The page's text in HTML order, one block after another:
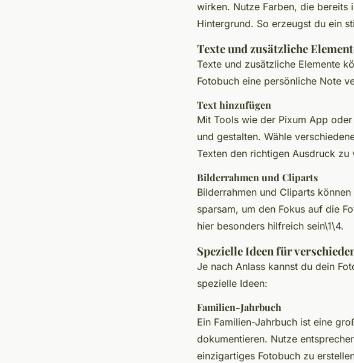
wirken. Nutze Farben, die bereits
Hintergrund. So erzeugst du ein
Texte und zusätzliche
Texte und zusätzliche Elemente
Fotobuch eine persönliche Note
Text hinzufügen
Mit Tools wie der Pixum App
und gestalten. Wähle
Texten den richtigen Ausdruck zu
Bilderrahmen und Cliparts
Bilderrahmen und Cliparts
sparsam, um den Fokus auf die
hier besonders hilfreich sein\1\4.
Spezielle Ideen für
Je nach Anlass kannst du dein
spezielle Ideen:
Familien-Jahrbuch
Ein Familien-Jahrbuch ist eine
dokumentieren. Nutze
einzigartiges Fotobuch zu